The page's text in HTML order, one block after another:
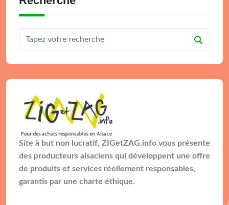
Site à but non lucratif, ZIGetZAG.info vous présente
des producteurs alsaciens qui développent une offre
de produits et services réellement responsables,
garantis par une charte éthique.